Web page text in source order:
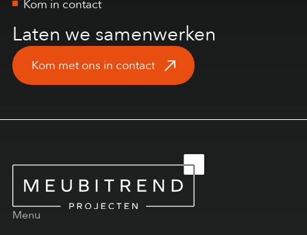
Kom in contact
Laten we samenwerken
Kom met ons in contact
Menu